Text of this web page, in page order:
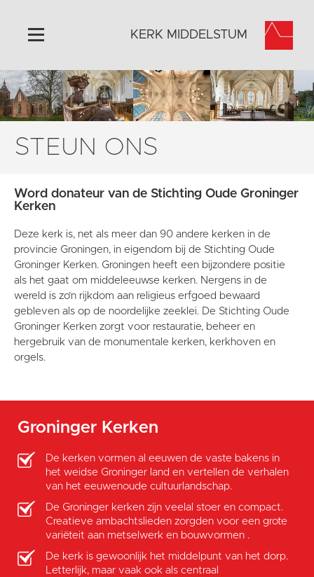
Home
Algemeen
Historie
Activiteiten
Steun ons
Contact
Vaktaal
KERK MIDDELSTUM
STEUN ONS
Word donateur van de Stichting Oude Groninger
Kerken
Deze kerk is, net als meer dan 90 andere kerken in de
provincie Groningen, in eigendom bij de Stichting Oude
Groninger Kerken. Groningen heeft een bijzondere positie
als het gaat om middeleeuwse kerken. Nergens in de
wereld is zo’n rijkdom aan religieus erfgoed bewaard
gebleven als op de noordelijke zeeklei. De Stichting Oude
Groninger Kerken zorgt voor restauratie, beheer en
hergebruik van de monumentale kerken, kerkhoven en
orgels.
Groninger Kerken
De kerken vormen al eeuwen de vaste bakens in
het weidse Groninger land en vertellen de verhalen
van het eeuwenoude cultuurlandschap.
De Groninger kerken zijn veelal stoer en compact.
Creatieve ambachtslieden zorgden voor een grote
variëteit aan metselwerk en bouwvormen .
De kerk is gewoonlijk het middelpunt van het dorp.
Letterlijk, maar vaak ook als centraal